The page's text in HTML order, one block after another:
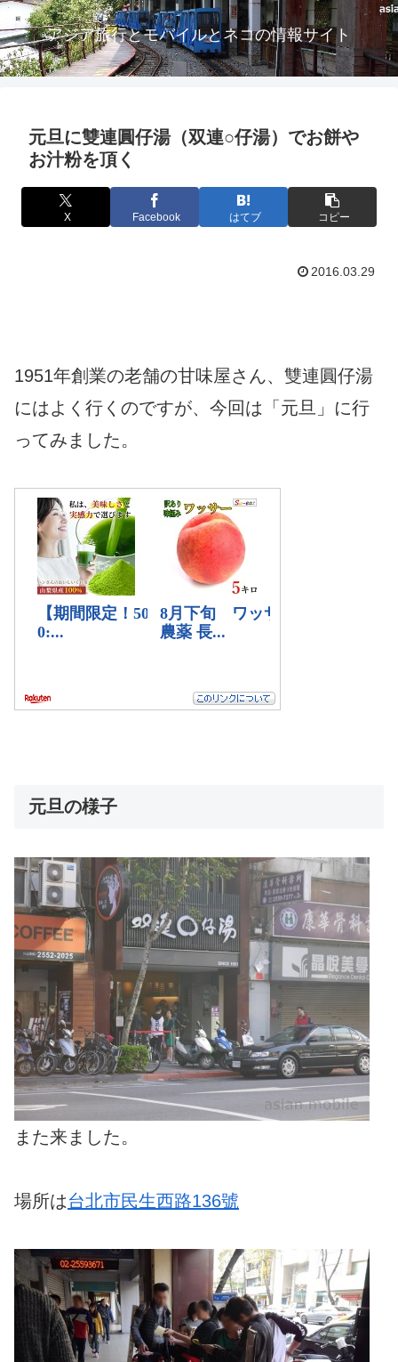
アジア旅行とモバイルとネコの情報サイト
元旦に雙連圓仔湯（双連○仔湯）でお餅や
お汁粉を頂く
X Facebook はてブ コピー
2016.03.29
1951年創業の老舗の甘味屋さん、雙連圓仔湯
にはよく行くのですが、今回は「元旦」に行
ってみました。
元旦の様子
また来ました。
場所は台北市民生西路136號